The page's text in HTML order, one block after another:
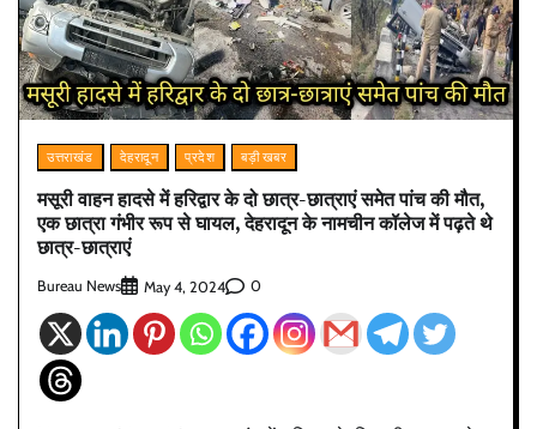
उत्तराखंड देहरादून प्रदेश बड़ी खबर
मसूरी वाहन हादसे में हरिद्वार के दो छात्र-छात्राएं समेत पांच की मौत,
एक छात्रा गंभीर रूप से घायल, देहरादून के नामचीन कॉलेज में पढ़ते थे
छात्र-छात्राएं
Bureau News May 4, 2024 0